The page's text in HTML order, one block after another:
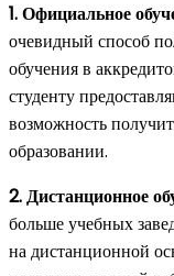
1. Официальное
очевидный способ
обучения в
студенту
возможность
образовании.
2. Дистанционное
больше учебных
на дистанционной